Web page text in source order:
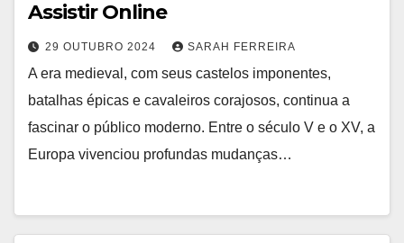
Assistir Online
29 OUTUBRO 2024 SARAH FERREIRA
A era medieval, com seus castelos imponentes,
batalhas épicas e cavaleiros corajosos, continua a
fascinar o público moderno. Entre o século V e o XV, a
Europa vivenciou profundas mudanças…